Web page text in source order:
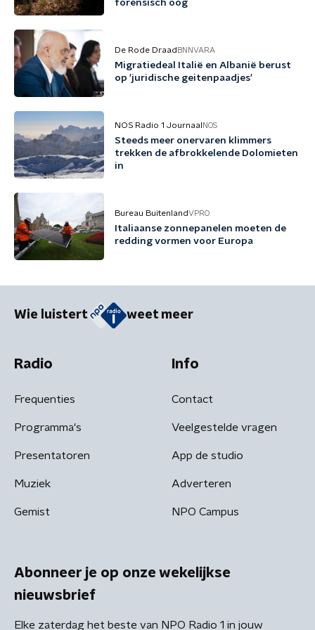
forensisch oog
De Rode Draad BNNVARA
Migratiedeal Italië en Albanië berust
op 'juridische geitenpaadjes'
NOS Radio 1 Journaal NOS
Steeds meer onervaren klimmers
trekken de afbrokkelende Dolomieten
in
Bureau BuitenlandVPRO
Italiaanse zonnepanelen moeten de
redding vormen voor Europa
Wie luistert weet meer
Radio
Frequenties
Programma's
Presentatoren
Muziek
Gemist
Info
Contact
Veelgestelde vragen
App de studio
Adverteren
NPO Campus
Abonneer je op onze wekelijkse
nieuwsbrief
Elke zaterdag het beste van NPO Radio 1 in jouw